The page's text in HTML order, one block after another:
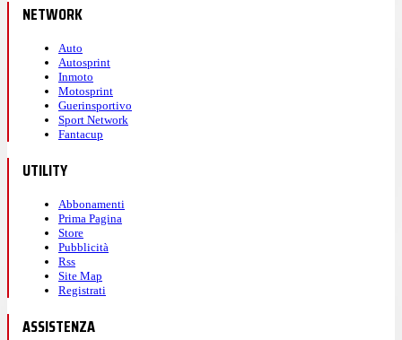
NETWORK
Auto
Autosprint
Inmoto
Motosprint
Guerinsportivo
Sport Network
Fantacup
UTILITY
Abbonamenti
Prima Pagina
Store
Pubblicità
Rss
Site Map
Registrati
ASSISTENZA